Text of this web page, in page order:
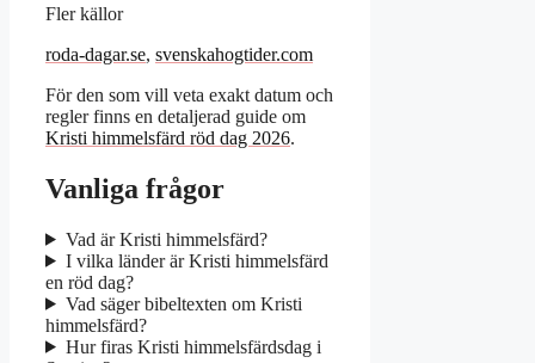
Fler källor
roda-dagar.se, svenskahogtider.com
För den som vill veta exakt datum och
regler finns en detaljerad guide om
Kristi himmelsfärd röd dag 2026.
Vanliga frågor
Vad är Kristi himmelsfärd?
I vilka länder är Kristi himmelsfärd
en röd dag?
Vad säger bibeltexten om Kristi
himmelsfärd?
Hur firas Kristi himmelsfärdsdag i